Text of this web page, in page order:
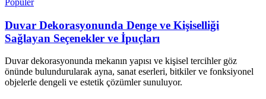
Duvar Dekorasyonunda Denge ve Kişiselliği
Sağlayan Seçenekler ve İpuçları
Duvar dekorasyonunda mekanın yapısı ve kişisel tercihler göz
önünde bulundurularak ayna, sanat eserleri, bitkiler ve fonksiyonel
objelerle dengeli ve estetik çözümler sunuluyor.